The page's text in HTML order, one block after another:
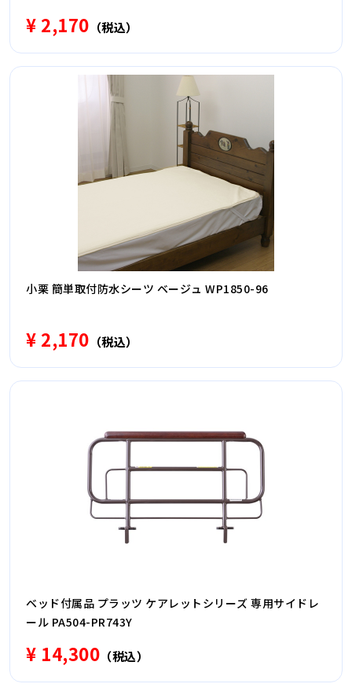
¥ 2,170 （税込）
小栗 簡単取付防水シーツ ベージュ WP1850-96
¥ 2,170 （税込）
ベッド付属品 プラッツ ケアレットシリーズ 専用サイドレ
ール PA504-PR743Y
¥ 14,300 （税込）